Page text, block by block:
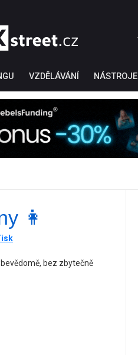
VZDĚLÁVÁNÍ NÁSTROJE
by TradingView
👩
bez zbytečně